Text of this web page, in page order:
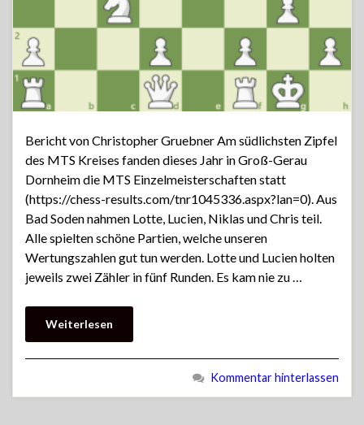
Bericht von Christopher Gruebner Am südlichsten Zipfel
des MTS Kreises fanden dieses Jahr in Groß-Gerau
Dornheim die MTS Einzelmeisterschaften statt
(https://chess-results.com/tnr1045336.aspx?lan=0). Aus
Bad Soden nahmen Lotte, Lucien, Niklas und Chris teil.
Alle spielten schöne Partien, welche unseren
Wertungszahlen gut tun werden. Lotte und Lucien holten
jeweils zwei Zähler in fünf Runden. Es kam nie zu …
Weiterlesen
Kommentar hinterlassen